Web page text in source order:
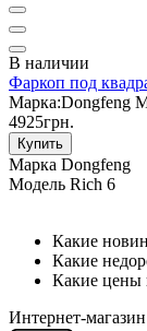
В наличии
Фаркоп под
Марка:Dongfeng
4925грн.
Купить
Марка Dongfeng
Модель Rich 6
Какие
Какие
Какие цены
Интернет-